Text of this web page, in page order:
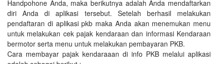
Handpohone Anda, maka berikutnya adalah Anda mendaftarkan
diri Anda di aplikasi tersebut. Setelah berhasil melakukan
pendaftaran di aplikasi pkb maka Anda akan menemukan menu
untuk melakukan cek pajak kendaraan dan informasi Kendaraan
bermotor serta menu untuk melakukan pembayaran PKB.
Cara membayar pajak kendaraaan di info PKB melalui aplikasi